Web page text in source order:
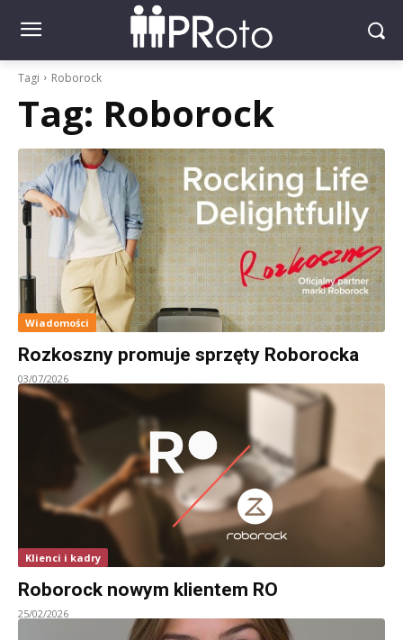
Tagi Roborock
Tag: Roborock
Wiadomości
Rozkoszny promuje sprzęty Roborocka
03/07/2026
Klienci i kadry
Roborock nowym klientem RO
25/02/2026